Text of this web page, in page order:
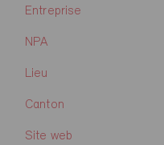
Entreprise
NPA
Lieu
Canton
Site web